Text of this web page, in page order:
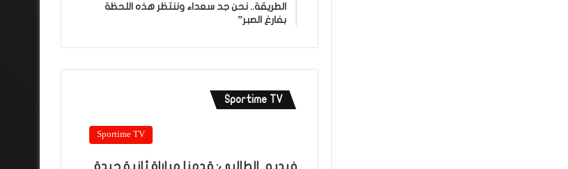
الطريقة.. نحن جد سعداء وننتظر هذه اللحظة
بفارغ الصبر”
Sportime TV
Sportime TV